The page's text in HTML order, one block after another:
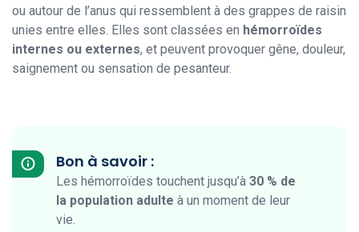
ou autour de l’anus qui ressemblent à des grappes de raisin
unies entre elles. Elles sont classées en hémorroïdes
internes ou externes, et peuvent provoquer gêne, douleur,
saignement ou sensation de pesanteur.
Bon à savoir :
Les hémorroïdes touchent jusqu’à 30 % de
la population adulte à un moment de leur
vie.